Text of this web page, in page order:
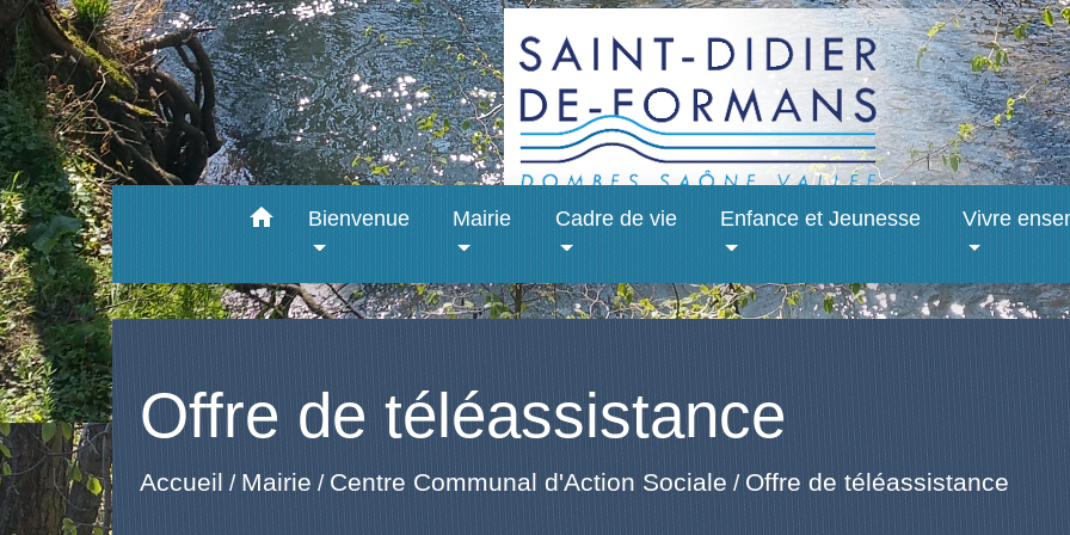
home Bienvenue Mairie Cadre de vie Enfance et Jeunesse Vivre
Offre de téléassistance
Accueil /Mairie / Centre Communal d'Action Sociale / Offre de téléassistance